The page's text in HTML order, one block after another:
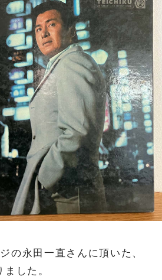
の永田一直さんに頂いた、
した。